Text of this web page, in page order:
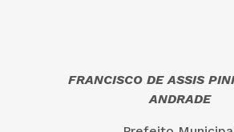
FRANCISCO DE ASSIS
ANDRADE